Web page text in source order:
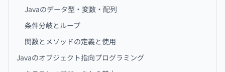
Javaのデータ型・変数・配列
条件分岐とループ
関数とメソッドの定義と使用
Javaのオブジェクト指向プログラミング